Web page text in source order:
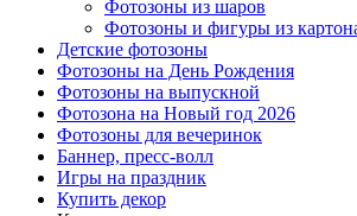
Фотозоны из шаров
Фотозоны и фигуры из
Детские фотозоны
Фотозоны на День Рождения
Фотозоны на выпускной
Фотозона на Новый год 2026
Фотозоны для вечеринок
Баннер, пресс-волл
Игры на праздник
Купить декор